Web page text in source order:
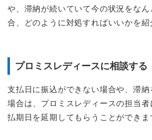
や、滞納が続いていて今の状況をな
合、どのように対処すればいいかを紹
プロミスレディースに相談する
支払日に振込ができない場合や、滞納
場合は、プロミスレディースの担当者
払期日を延期してもらうことができま